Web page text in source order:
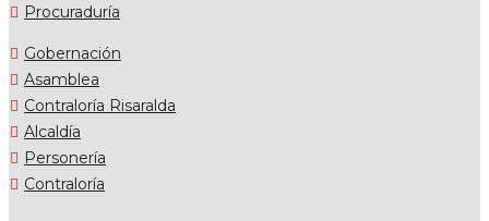
Procuraduría
Gobernación
Asamblea
Contraloría Risaralda
Alcaldía
Personería
Contraloría